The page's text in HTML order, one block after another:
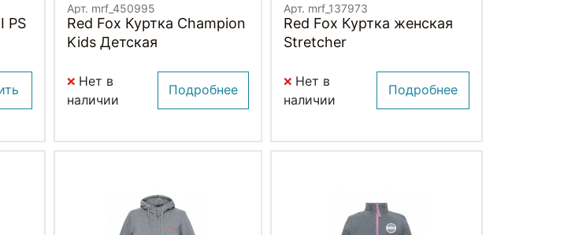
PS
Арт. mrf_450995
Red Fox Куртка Champion
Kids Детская
Нет в
наличии
Подробнее
Арт. mrf_137973
Red Fox Куртка женская
Stretcher
Нет в
наличии
Подробнее